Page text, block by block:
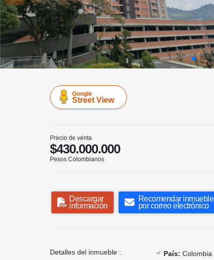
Google
Street View
Precio de venta
$430.000.000
Pesos Colombianos
Descargar
información
Recomendar inmueble
por correo electrónico
Detalles del inmueble : País: Colombia